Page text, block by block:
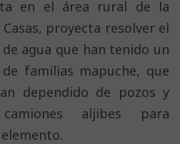
en el área rural de la
proyecta resolver el
agua que han tenido un
familias mapuche, que
dependido de pozos y
aljibes para